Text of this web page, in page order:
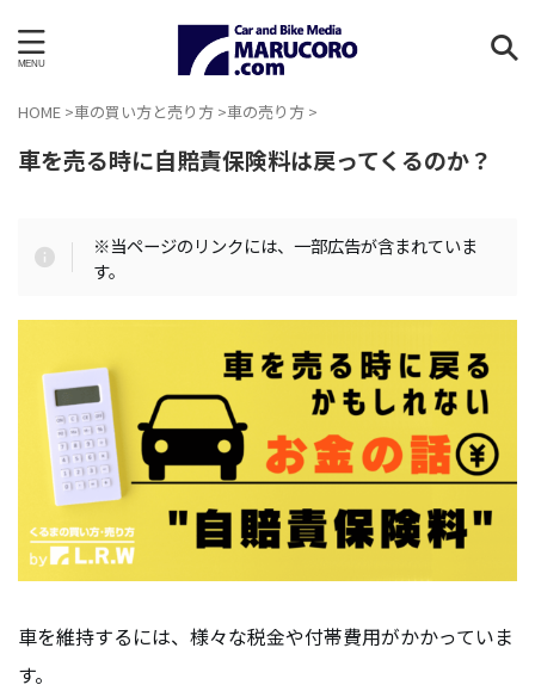
HOME >車の買い方と売り方 >車の売り方 >
車を売る時に自賠責保険料は戻ってくるのか？
※当ページのリンクには、一部広告が含まれていま
す。
車を維持するには、様々な税金や付帯費用がかかっていま
す。